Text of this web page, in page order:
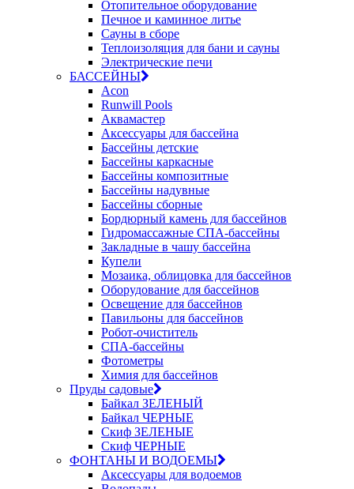
Отопительное оборудование
Печное и каминное литье
Сауны в сборе
Теплоизоляция для бани и сауны
Электрические печи
БАССЕЙНЫ
Acon
Runwill Pools
Аквамастер
Аксессуары для бассейна
Бассейны детские
Бассейны каркасные
Бассейны композитные
Бассейны надувные
Бассейны сборные
Бордюрный камень для бассейнов
Гидромассажные СПА-бассейны
Закладные в чашу бассейна
Купели
Мозаика, облицовка для бассейнов
Оборудование для бассейнов
Освещение для бассейнов
Павильоны для бассейнов
Робот-очиститель
СПА-бассейны
Фотометры
Химия для бассейнов
Пруды садовые
Байкал ЗЕЛЕНЫЙ
Байкал ЧЕРНЫЕ
Скиф ЗЕЛЕНЫЕ
Скиф ЧЕРНЫЕ
ФОНТАНЫ И ВОДОЕМЫ
Аксессуары для водоемов